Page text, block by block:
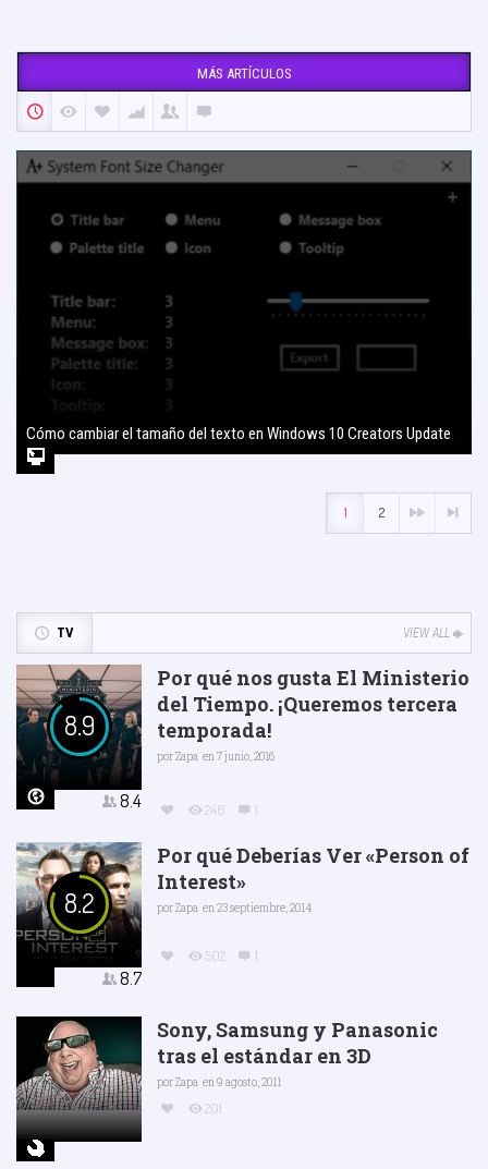
MÁS ARTÍCULOS
Cómo cambiar el tamaño del texto en Windows 10 Creators Update
1 2
TV VIEW ALL
8.9
8.4
Por qué nos gusta El Ministerio
del Tiempo. ¡Queremos tercera
temporada!
porZapa en 7 junio, 2016
246 1
8.2
8.7
Por qué Deberías Ver «Person of
Interest»
porZapa en 23 septiembre, 2014
502 1
Sony, Samsung y Panasonic
tras el estándar en 3D
porZapa en 9 agosto, 2011
201